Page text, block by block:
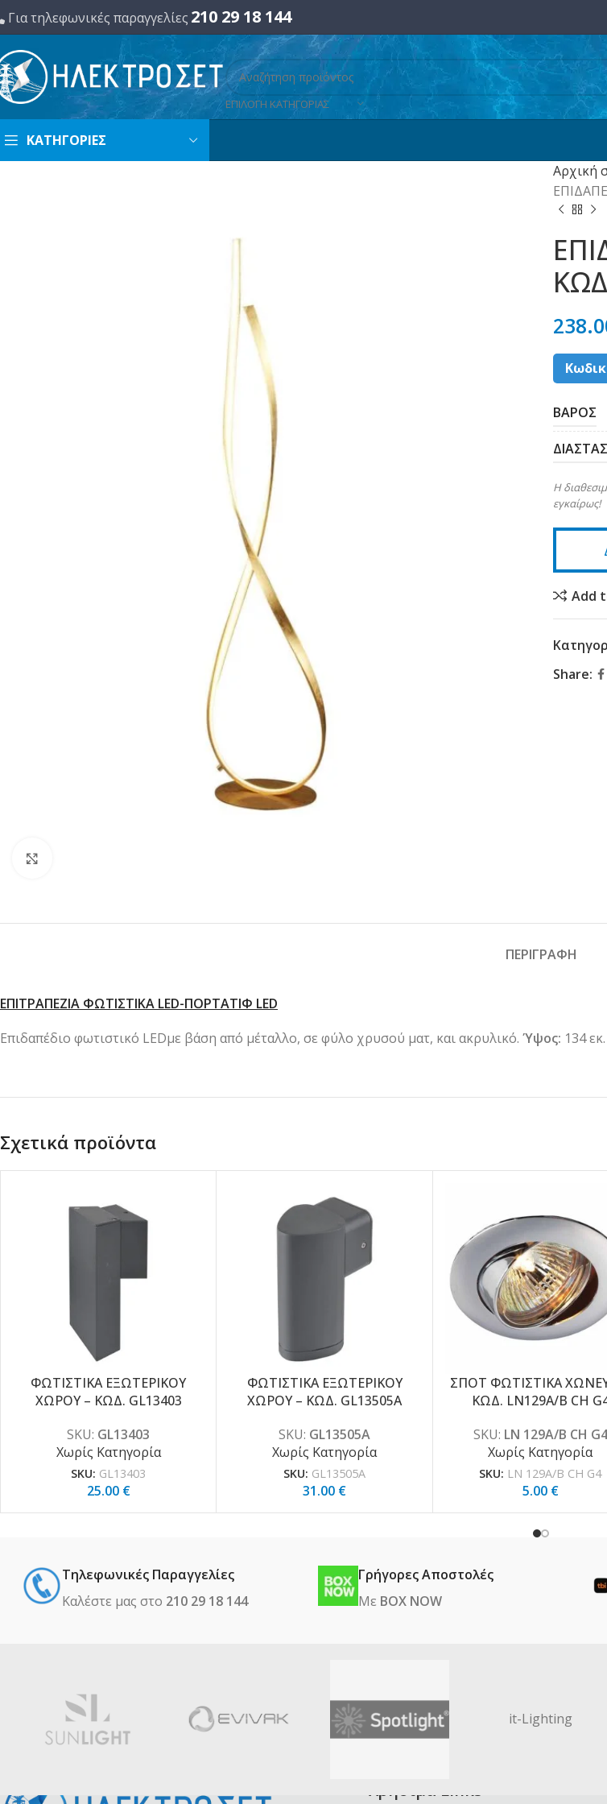
Για τηλεφωνικές παραγγελίες 210 29 18 144
ΕΠΙΛΟΓΗ ΚΑΤΗΓΟΡΙΑΣ
ΚΑΤΗΓΟΡΙΕΣ
Αρχική
ΒΑΡΟΣ
Η
εγκαίρως!
Add
Share:
ΠΕΡΙΓΡΑΦΗ
ΕΠΙΤΡΑΠΕΖΙΑ ΦΩΤΙΣΤΙΚΑ LED-ΠΟΡΤΑΤΙΦ LED
Επιδαπέδιο φωτιστικό LEDμε βάση από μέταλλο, σε φύλο χρυσού ματ, και ακρυλικό. Ύψος: 134
Σχετικά προϊόντα
ΦΩΤΙΣΤΙΚΑ ΕΞΩΤΕΡΙΚΟΥ
ΧΩΡΟΥ – ΚΩΔ. GL13403
SKU: GL13403
Χωρίς Κατηγορία
SKU: GL13403
25.00 €
ΦΩΤΙΣΤΙΚΑ ΕΞΩΤΕΡΙΚΟΥ
ΧΩΡΟΥ – ΚΩΔ. GL13505A
SKU: GL13505A
Χωρίς Κατηγορία
SKU: GL13505A
31.00 €
ΣΠΟΤ ΦΩΤΙΣΤΙΚΑ
ΚΩΔ. LN129A/B CH
SKU: LN 129A/B CH G4
Χωρίς Κατηγορία
SKU: LN 129A/B CH G4
5.00 €
Τηλεφωνικές Παραγγελίες
Καλέστε μας στο 210 29 18 144
Γρήγορες Αποστολές
Με BOX NOW
it-Lighting
Χρήσιμα Links